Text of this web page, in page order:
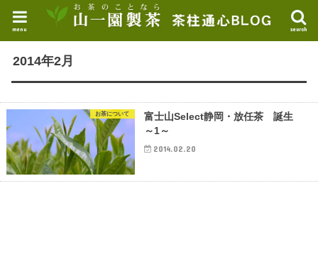
search
menu
2014年2月
お茶について
富士山Select静岡・放任茶 誕生
～1～
2014.02.20